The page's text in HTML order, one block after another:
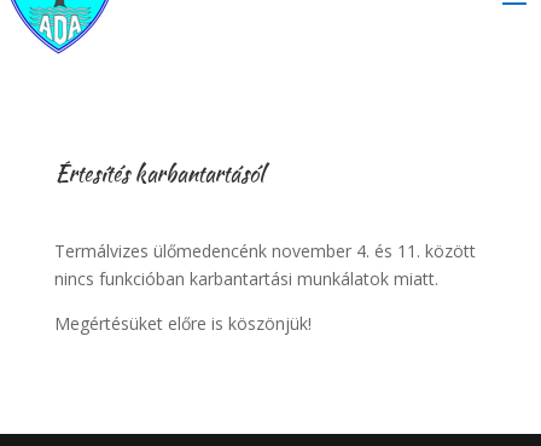
Értesítés karbantartásól
Termálvizes ülőmedencénk november 4. és 11. között
nincs funkcióban karbantartási munkálatok miatt.
Megértésüket előre is köszönjük!